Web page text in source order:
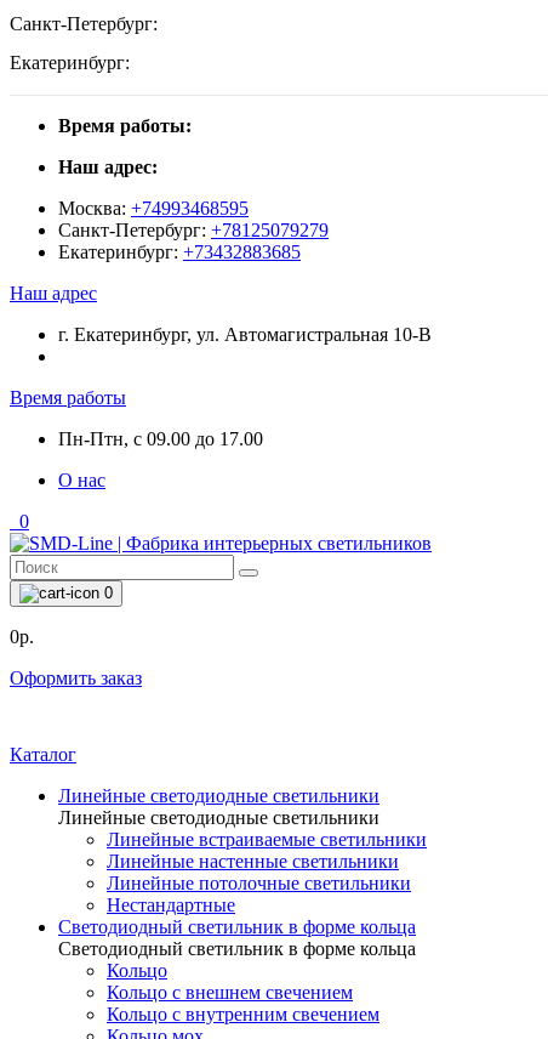
Санкт-Петербург:
Екатеринбург:
Время работы:
Наш адрес:
Москва: +74993468595
Санкт-Петербург: +78125079279
Екатеринбург: +73432883685
Наш адрес
г. Екатеринбург, ул. Автомагистральная 10-В
Время работы
Пн-Птн, с 09.00 до 17.00
О нас
0
0
0р.
Оформить заказ
Каталог
Линейные светодиодные светильники
Линейные светодиодные светильники
Линейные встраиваемые светильники
Линейные настенные светильники
Линейные потолочные светильники
Нестандартные
Светодиодный светильник в форме кольца
Светодиодный светильник в форме кольца
Кольцо
Кольцо с внешнем свечением
Кольцо с внутренним свечением